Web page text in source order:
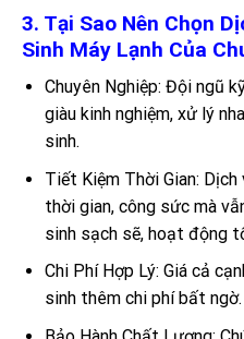
3. Tại Sao Nên Chọn
Sinh Máy Lạnh Của
Chuyên Nghiệp: Đội ngũ
giàu kinh nghiệm, xử lý
sinh.
Tiết Kiệm Thời Gian:
thời gian, công sức mà
sinh sạch sẽ, hoạt động
Chi Phí Hợp Lý: Giá cả
sinh thêm chi phí bất ngờ.